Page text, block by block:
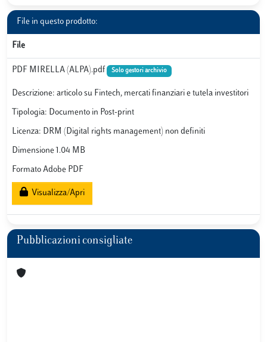
File in questo prodotto:
File
PDF MIRELLA (ALPA).pdf Solo gestori archivio
Descrizione: articolo su Fintech, mercati finanziari e tutela investitori
Tipologia: Documento in Post-print
Licenza: DRM (Digital rights management) non definiti
Dimensione 1.04 MB
Formato Adobe PDF
Visualizza/Apri
Pubblicazioni consigliate